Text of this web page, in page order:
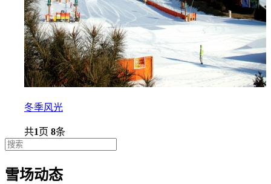
冬季风光
共1页 8条
雪场动态